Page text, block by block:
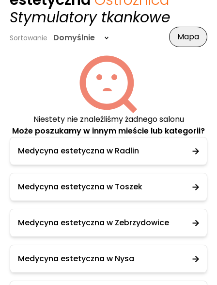
Stymulatory tkankowe
Sortowanie Domyślnie Mapa
Niestety nie znaleźliśmy żadnego salonu
Może poszukamy w innym mieście lub kategorii?
Medycyna estetyczna w Radlin
Medycyna estetyczna w Toszek
Medycyna estetyczna w Zebrzydowice
Medycyna estetyczna w Nysa